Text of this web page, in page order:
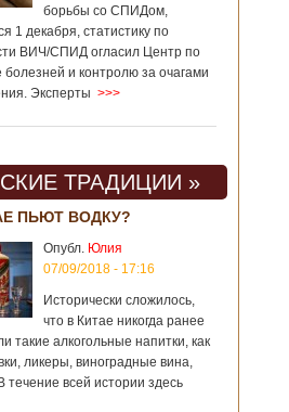
борьбы со СПИДом,
1 декабря, статистику по
ВИЧ/СПИД огласил Центр по
болезней и контролю за очагами
Эксперты >>>
ТРАДИЦИИ »
ПЬЮТ ВОДКУ?
Опубл. Юлия
07/09/2018 - 17:16
Исторически сложилось,
что в Китае никогда ранее
такие алкогольные напитки, как
ликеры, виноградные вина,
течение всей истории здесь